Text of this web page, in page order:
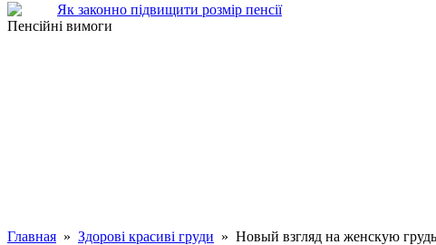
Як законно підвищити розмір пенсії
Пенсійні вимоги
Главная » Здорові красиві груди » Новый взгляд на женскую грудь